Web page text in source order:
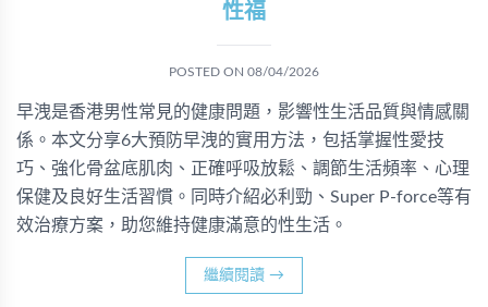
性福
POSTED ON 08/04/2026
早洩是香港男性常見的健康問題，影響性生活品質與情感關
係。本文分享6大預防早洩的實用方法，包括掌握性愛技
巧、強化骨盆底肌肉、正確呼吸放鬆、調節生活頻率、心理
保健及良好生活習慣。同時介紹必利勁、Super P-force等有
效治療方案，助您維持健康滿意的性生活。
繼續閱讀 →